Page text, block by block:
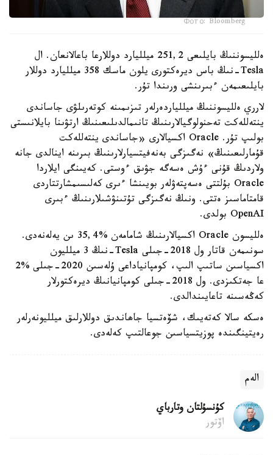
Фото: Bloomberg
ەلليسوننىڭ بايلىعى 251,2 ميلليارد دوللارعا باعالانعان. ال
Tesla-نىڭ باس ديرەكتورى يلون ماسك 358 ميلليارد دوللار
بايلىعىمەن ءبىرىنشى ورىندا تۇر.
لارري ەلليسوننىڭ ميللياردەرلەر تىزىمىنە كوتەرىلۋى جاساندى
ينتەللەكت تەحنولوگيالارىنىڭ تانىمالدىلىعىنىڭ ارتۋىنا بايلانىستى
بولىپ تۇر. Oracle اكسيالارى «جاساندى ينتەللەكت
قۇمارلىعىنىڭ» نەگىزگى بەنەفيتسيارلارىنىڭ بىرىنە اينالدى جانە
ولاردىڭ قۇنى ءۇش ەسەگە جۋىق ءوستى. كەيىنگى ايلاردا
Oracle بۇلتتى ەسەپتەۋلەر بويىنشا ءىرى كەلىسىمشارتتاردى
قامتاماسىز ەتتى. ونىڭ نەگىزگى تۇتىنۋشىلارىنىڭ ءبىرى
OpenAI بولدى.
ەلليسون Oracle اكسيالارىنىڭ شامامەن %35,4 ىن يەلەنەدى.
سونىمەن قاتار ول 2018-جىلى Tesla-نىڭ 3 ميلليون
اكسياسىن ساتىپ الىپ، كومپانياداعى ۇلەسىن 2020-جىلى %2
عا جەتكىزدى. ول 2018-جىلى كومپانيانىڭ ديرەكتورلار
كەڭەسىنە تاعايىندالدى.
ەسكە سالا كەتەيىك، شۆەتسيا جاھاندىق دوللارلىق ميلليونەرلەر
رەيتينگىندە پوزيتسياسىن جوعالتىپ كەلەدى.
الەم
كۇنسۇلتان وتارباي
اۆتور